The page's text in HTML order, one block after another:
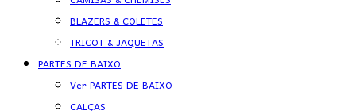
BLAZERS & COLETES
TRICOT & JAQUETAS
PARTES DE BAIXO
Ver PARTES DE BAIXO